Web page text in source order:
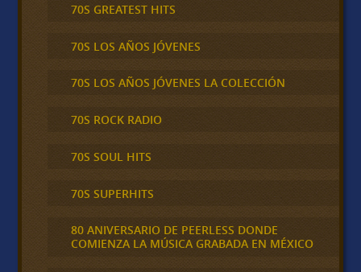
70S GREATEST HITS
70S LOS AÑOS JÓVENES
70S LOS AÑOS JÓVENES LA COLECCIÓN
70S ROCK RADIO
70S SOUL HITS
70S SUPERHITS
80 ANIVERSARIO DE PEERLESS DONDE
COMIENZA LA MÚSICA GRABADA EN MÉXICO